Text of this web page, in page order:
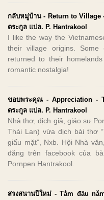
กลับหมู่บ้าน - Return to Village
ตระกูล แปล. P. Hantrakool
I like the way the
their village origins. Some
returned to their
romantic nostalgia!
ขอบพระคุณ - Appreciation -
ตระกูล แปล. P. Hantrakool
Nhà thơ, dịch giả, giáo sư
Thái Lan) vừa dịch bài thơ
giấu mặt”, Nxb. Hội Nhà
đăng trên facebook của
Pornpen Hantrakool.
สรงสนานปีใหม่ - Tắm đầu